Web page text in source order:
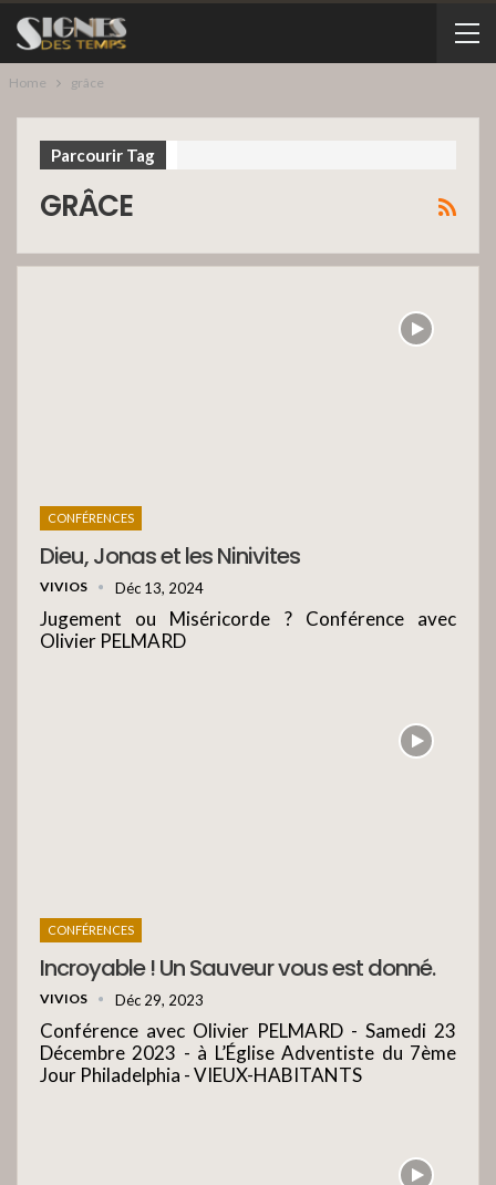
Home grâce
Parcourir Tag
GRÂCE
CONFÉRENCES
Dieu, Jonas et les Ninivites
VIVIOS Déc 13, 2024
Jugement ou Miséricorde ? Conférence avec
Olivier PELMARD
CONFÉRENCES
Incroyable ! Un Sauveur vous est donné.
VIVIOS Déc 29, 2023
Conférence avec Olivier PELMARD - Samedi 23
Décembre 2023 - à L’Église Adventiste du 7ème
Jour Philadelphia - VIEUX-HABITANTS